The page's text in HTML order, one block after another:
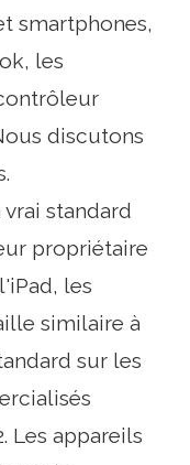
smartphones,
les
discutons
vrai standard
propriétaire
les
similaire à
sur les
Les appareils